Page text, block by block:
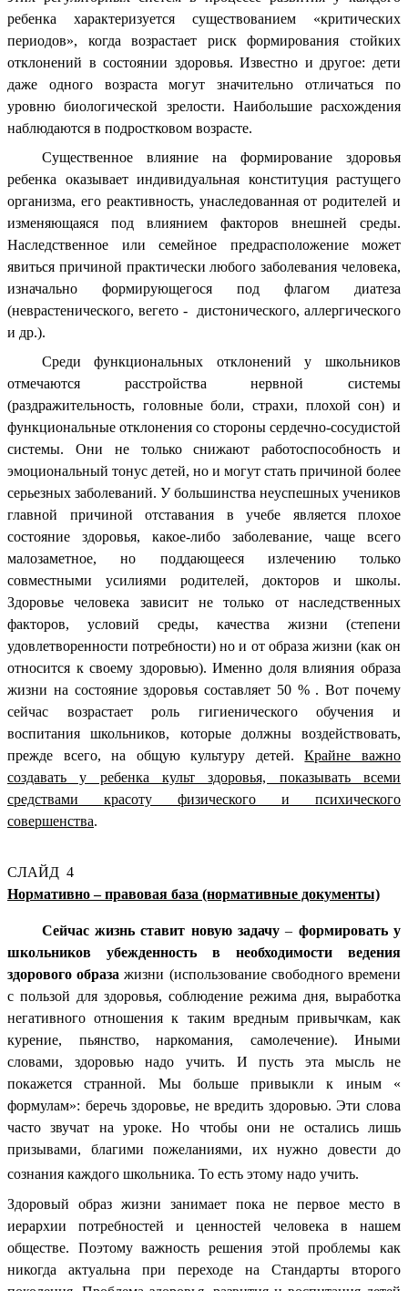
ребенка характеризуется существованием «критических
периодов», когда возрастает риск формирования стойких
отклонений в состоянии здоровья. Известно и другое: дети
даже одного возраста могут значительно отличаться по
уровню биологической зрелости. Наибольшие расхождения
наблюдаются в подростковом возрасте.
Существенное влияние на формирование здоровья
ребенка оказывает индивидуальная конституция растущего
организма, его реактивность, унаследованная от родителей и
изменяющаяся под влиянием факторов внешней среды.
Наследственное или семейное предрасположение может
явиться причиной практически любого заболевания человека,
изначально формирующегося под флагом диатеза
(неврастенического, вегето - дистонического, аллергического
и др.).
Среди функциональных отклонений у школьников
отмечаются расстройства нервной системы
(раздражительность, головные боли, страхи, плохой сон) и
функциональные отклонения со стороны сердечно-сосудистой
системы. Они не только снижают работоспособность и
эмоциональный тонус детей, но и могут стать причиной более
серьезных заболеваний. У большинства неуспешных учеников
главной причиной отставания в учебе является плохое
состояние здоровья, какое-либо заболевание, чаще всего
малозаметное, но поддающееся излечению только
совместными усилиями родителей, докторов и школы.
Здоровье человека зависит не только от наследственных
факторов, условий среды, качества жизни (степени
удовлетворенности потребности) но и от образа жизни (как он
относится к своему здоровью). Именно доля влияния образа
жизни на состояние здоровья составляет 50 % . Вот почему
сейчас возрастает роль гигиенического обучения и
воспитания школьников, которые должны воздействовать,
прежде всего, на общую культуру детей.Крайне важно
создавать у ребенка культ здоровья, показывать всеми
средствами красоту физического и психического
совершенства.
СЛАЙД 4
Нормативно – правовая база (нормативные документы)
Сейчас жизнь ставит новую задачу – формировать у
школьников убежденность в необходимости ведения
здорового образа жизни (использование свободного времени
с пользой для здоровья, соблюдение режима дня, выработка
негативного отношения к таким вредным привычкам, как
курение, пьянство, наркомания, самолечение). Иными
словами, здоровью надо учить. И пусть эта мысль не
покажется странной. Мы больше привыкли к иным «
формулам»: беречь здоровье, не вредить здоровью. Эти слова
часто звучат на уроке. Но чтобы они не остались лишь
призывами, благими пожеланиями, их нужно довести до
сознания каждого школьника. То есть этому надо учить.
Здоровый образ жизни занимает пока не первое место в
иерархии потребностей и ценностей человека в нашем
обществе. Поэтому важность решения этой проблемы как
никогда актуальна при переходе на Стандарты второго